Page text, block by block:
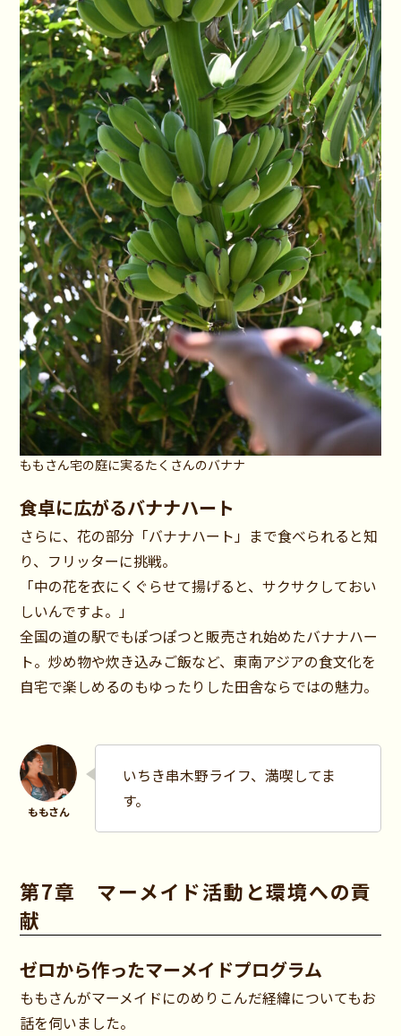
ももさん宅の庭に実るたくさんのバナナ
食卓に広がるバナナハート
さらに、花の部分「バナナハート」まで食べられると知
り、フリッターに挑戦。
「中の花を衣にくぐらせて揚げると、サクサクしておい
しいんですよ。」
全国の道の駅でもぽつぽつと販売され始めたバナナハー
ト。炒め物や炊き込みご飯など、東南アジアの食文化を
自宅で楽しめるのもゆったりした田舎ならではの魅力。
いちき串木野ライフ、満喫してま
す。
第7章 マーメイド活動と環境への貢
献
ゼロから作ったマーメイドプログラム
ももさんがマーメイドにのめりこんだ経緯についてもお
話を伺いました。